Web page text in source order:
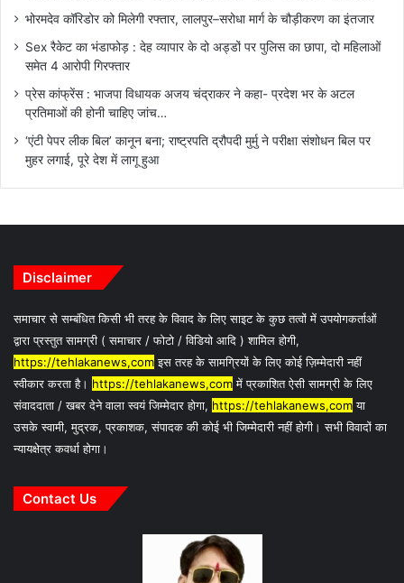
भोरमदेव कॉरिडोर को मिलेगी रफ्तार, लालपुर–सरोधा मार्ग के चौड़ीकरण का इंतजार
Sex रैकेट का भंडाफोड़ : देह व्यापार के दो अड्डों पर पुलिस का छापा, दो महिलाओं
समेत 4 आरोपी गिरफ्तार
प्रेस कांफ्रेंस : भाजपा विधायक अजय चंद्राकर ने कहा- प्रदेश भर के अटल
प्रतिमाओं की होनी चाहिए जांच…
‘एंटी पेपर लीक बिल’ कानून बना; राष्ट्रपति द्रौपदी मुर्मु ने परीक्षा संशोधन बिल पर
मुहर लगाई, पूरे देश में लागू हुआ
Disclaimer
समाचार से सम्बंधित किसी भी तरह के विवाद के लिए साइट के कुछ तत्वों में उपयोगकर्ताओं
द्वारा प्रस्तुत सामग्री ( समाचार / फोटो / विडियो आदि ) शामिल होगी,
https://tehlakanews,comइस तरह के सामग्रियों के लिए कोई ज़िम्मेदारी नहीं
स्वीकार करता है। https://tehlakanews,comमें प्रकाशित ऐसी सामग्री के लिए
संवाददाता / खबर देने वाला स्वयं जिम्मेदार होगा, https://tehlakanews,comया
उसके स्वामी, मुद्रक, प्रकाशक, संपादक की कोई भी जिम्मेदारी नहीं होगी। सभी विवादों का
न्यायक्षेत्र कवर्धा होगा।
Contact Us